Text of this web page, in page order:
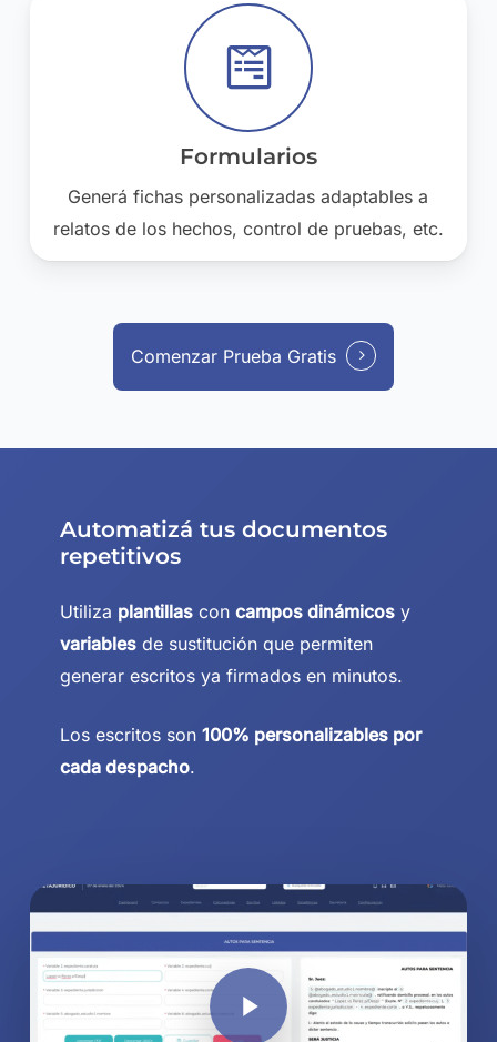
Formularios
Generá fichas personalizadas adaptables a
relatos de los hechos, control de pruebas, etc.
Comenzar Prueba Gratis
Automatizá tus documentos
repetitivos
Utiliza plantillascon campos dinámicosy
variablesde sustitución que permiten
generar escritos ya firmados en minutos.
Los escritos son 100% personalizables por
cada despacho.
Play Video
Play Video